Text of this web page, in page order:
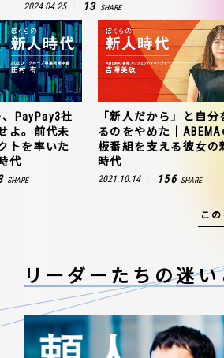
2024.04.25 13 SHARE
PayPay3社
よ。前代未
トを率いた
代
SHARE
「新人だから」と自分
るのをやめた｜ABEMA
板番組を支える彼女の
時代
2021.10.14 156 SHARE
こ
リーダーたちの迷い